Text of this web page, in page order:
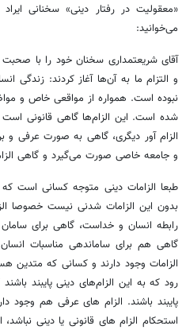
«معقولیت در رفتار دینی» سخنانی
می‌خوانید:
آقای شریعتمداری سخنان خود را با صحبت
و التزام ما به آن‌ها آغاز کردند: زندگی
نبوده‌ است. همواره از مواقعی خاص و
شده است. این الزام‌ها گاهی قانونی است
الزام آور دیگری، گاهی به صورت عرفی
و جامعه خاصی صورت می‌گیرد و گاهی
طبعا الزامات دینی متوجه کسانی است
بدون این الزامات شدنی نیست خصوصا
رابطه انسان و خداست، گاهی برای
گاهی هم برای ساماندهی مناسبات
الزامات وجود دارند و کسانی که متدین
رود که به این الزام‌های دینی پایبند
پایبند باشند. الزام های عرفی هم وجود
استحکام الزام های قانونی یا دینی